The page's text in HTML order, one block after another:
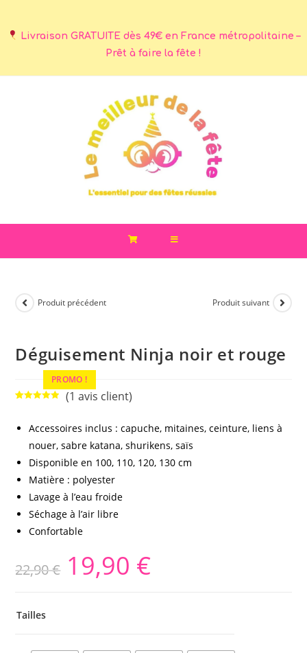
Livraison GRATUITE dès 49€ en France métropolitaine –
Prêt à faire la fête !
PROMO !
Produit précédent Produit suivant
Déguisement Ninja noir et rouge
basé sur
notation
client
(1 avis client)
Accessoires inclus : capuche, mitaines, ceinture, liens à
nouer, sabre katana, shurikens, saïs
Disponible en 100, 110, 120, 130 cm
Matière : polyester
Lavage à l’eau froide
Séchage à l’air libre
Confortable
22,90€ 19,90 €
Tailles